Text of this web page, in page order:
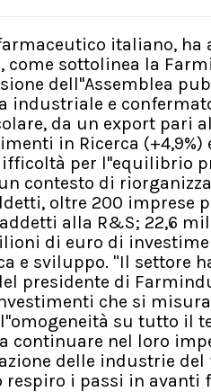
italiano, ha
come sottolinea la
dell''Assemblea
industriale e
da un export pari
in Ricerca
per l''equilibrio
contesto di
oltre 200 imprese
alla R&S; 22,6
di euro di
e sviluppo. "Il
presidente di
che si
su tutto il
continuare nel loro
delle industrie
i passi in avanti